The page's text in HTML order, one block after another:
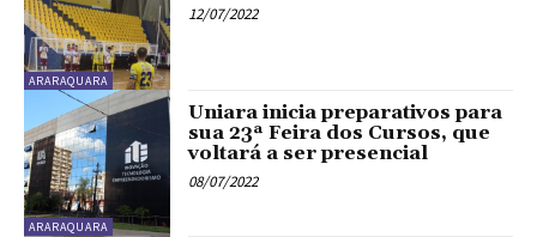
ARARAQUARA
12/07/2022
ARARAQUARA
Uniara inicia preparativos para
sua 23ª Feira dos Cursos, que
voltará a ser presencial
08/07/2022